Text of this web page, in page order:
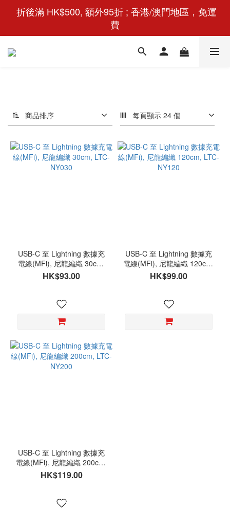
費
商品排序 每頁顯示 24 個
USB-C 至 Lightning 數據充
電線(MFi), 尼龍編織 30cm,
LTC-NY030
HK$93.00
USB-C 至 Lightning 數據充
電線(MFi), 尼龍編織 120cm,
LTC-NY120
HK$99.00
USB-C 至 Lightning 數據充
電線(MFi), 尼龍編織 200cm,
LTC-NY200
HK$119.00